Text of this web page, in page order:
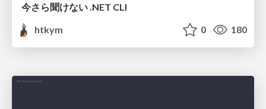
今さら聞けない .NET CLI
htkym
0 180